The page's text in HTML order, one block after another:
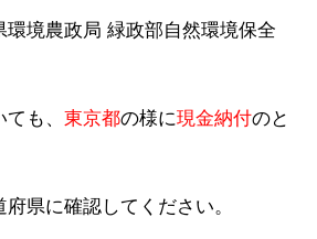
環境農政局 緑政部自然環境保全
も、 東京都の様に現金納付のと
県に確認してください。